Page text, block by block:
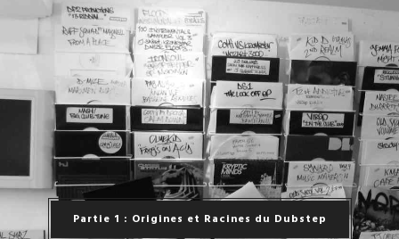
Partie 1 : Origines et Racines du Dubstep